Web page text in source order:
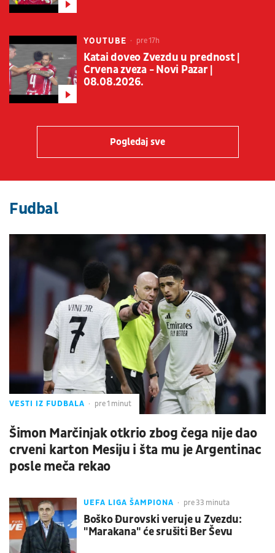
YOUTUBE pre 17h
Katai doveo Zvezdu u prednost |
Crvena zveza - Novi Pazar |
08.08.2026.
Pogledaj sve
Fudbal
VESTI IZ FUDBALA pre 1 minut
Šimon Marčinjak otkrio zbog čega nije dao
crveni karton Mesiju i šta mu je Argentinac
posle meča rekao
UEFA LIGA ŠAMPIONA pre 33 minuta
Boško Đurovski veruje u Zvezdu:
"Marakana" će srušiti Ber Ševu